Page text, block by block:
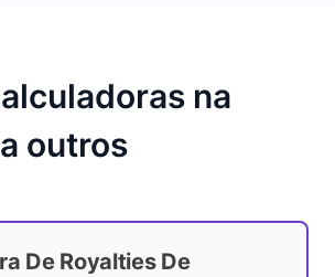
na
outros
De Royalties De